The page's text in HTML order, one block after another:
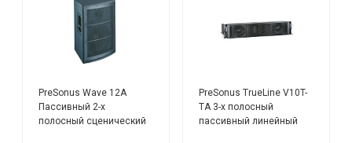
PreSonus Wave 12A
Пассивный 2-х
полосный сценический
PreSonus TrueLine V10T-
TA 3-х полосный
пассивный линейный